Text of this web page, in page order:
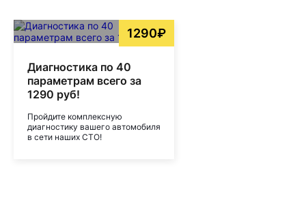
1290₽
Диагностика по 40
параметрам всего за
1290 руб!
Пройдите комплексную
диагностику вашего автомобиля
в сети наших СТО!